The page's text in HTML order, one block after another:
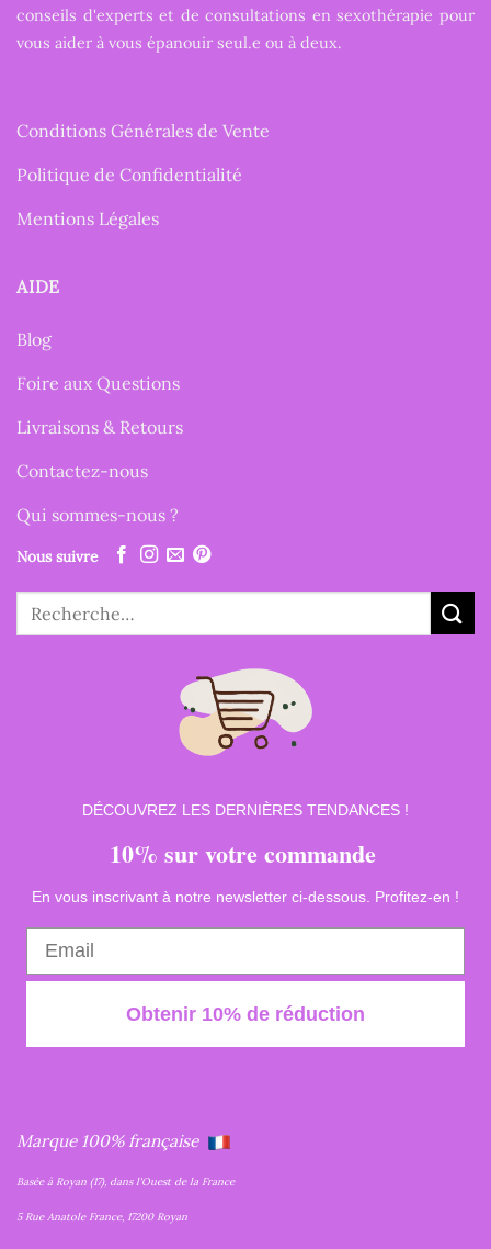
conseils d'experts et de consultations en sexothérapie pour
vous aider à vous épanouir seul.e ou à deux.
Conditions Générales de Vente
Politique de Confidentialité
Mentions Légales
AIDE
Blog
Foire aux Questions
Livraisons & Retours
Contactez-nous
Qui sommes-nous ?
Nous suivre
Recherche
pour :
DÉCOUVREZ LES DERNIÈRES TENDANCES !
10% sur votre commande
En vous inscrivant à notre newsletter ci-dessous. Profitez-en !
Obtenir 10% de réduction
Marque 100% française
Basée à Royan (17), dans l'Ouest de la France
5 Rue Anatole France, 17200 Royan